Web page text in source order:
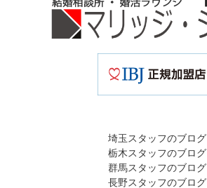
埼玉スタッフのブログ
栃木スタッフのブログ
群馬スタッフのブログ
長野スタッフのブログ